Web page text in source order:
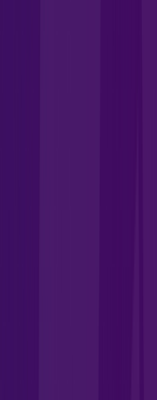
Assista filmes e séries